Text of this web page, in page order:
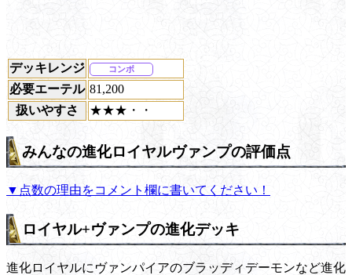
デッキレンジ コンボ
必要エーテル 81,200
扱いやすさ
★★★・・
みんなの進化ロイヤルヴァンプの評価点
▼点数の理由をコメント欄に書いてください！
ロイヤル+ヴァンプの進化デッキ
進化ロイヤルにヴァンパイアのブラッディデーモンなど進化